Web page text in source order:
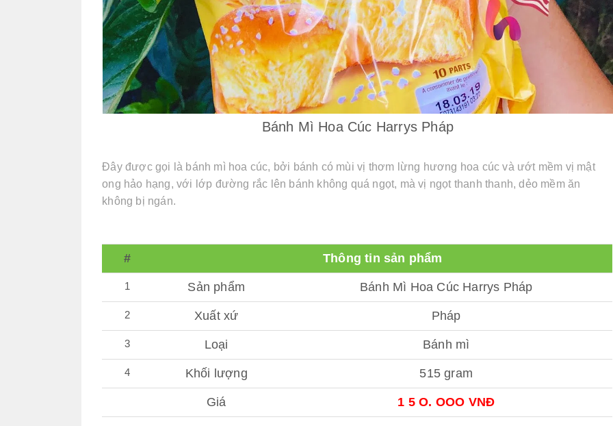
Bánh Mì Hoa Cúc Harrys Pháp
Đây được gọi là bánh mì hoa cúc, bởi bánh có mùi vị thơm lừng hương hoa cúc và ướt mềm vị mật
ong hảo hạng, với lớp đường rắc lên bánh không quá ngọt, mà vị ngọt thanh thanh, dẻo mềm ăn
không bị ngán.
# Thông tin sản phẩm
1 Sản phẩm Bánh Mì Hoa Cúc Harrys Pháp
2 Xuất xứ Pháp
3 Loại Bánh mì
4 Khối lượng 515 gram
Giá 1 5 O. OOO VNĐ